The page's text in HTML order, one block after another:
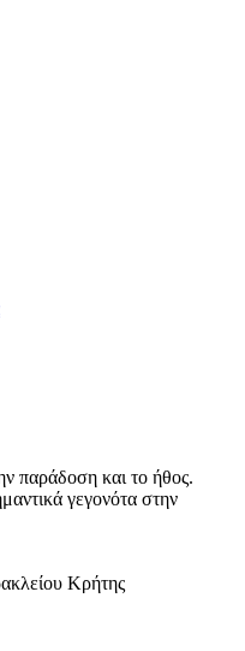
παράδοση και το ήθος.
γεγονότα στην
Κρήτης